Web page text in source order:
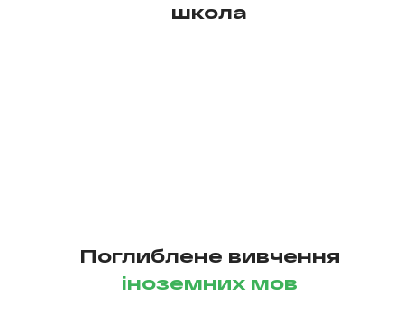
школа
Поглиблене вивчення
іноземних мов